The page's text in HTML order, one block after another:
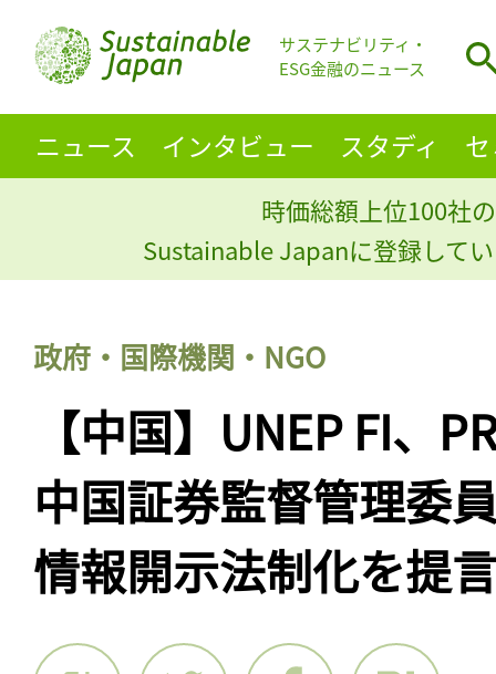
サステナビリティ・
ESG金融のニュース
ニュース インタビュー スタディ
時価総額上位100社
Sustainable Japanに登録して
政府・国際機関・NGO
【中国】UNEP FI、
中国証券監督管理委
情報開示法制化を提